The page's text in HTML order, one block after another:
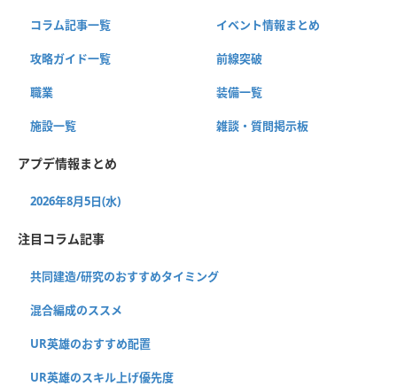
コラム記事一覧 イベント情報まとめ
攻略ガイド一覧 前線突破
職業 装備一覧
施設一覧 雑談・質問掲示板
アプデ情報まとめ
2026年8月5日(水)
注目コラム記事
共同建造/研究のおすすめタイミング
混合編成のススメ
UR英雄のおすすめ配置
UR英雄のスキル上げ優先度